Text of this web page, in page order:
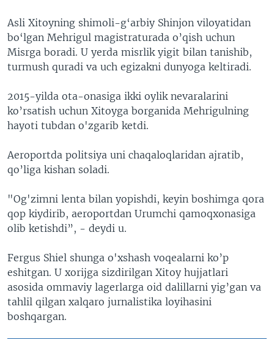
Asli Xitoyning shimoli-g‘arbiy Shinjon viloyatidan
bo‘lgan Mehrigul magistraturada o’qish uchun
Misrga boradi. U yerda misrlik yigit bilan tanishib,
turmush quradi va uch egizakni dunyoga keltiradi.
2015-yilda ota-onasiga ikki oylik nevaralarini
ko’rsatish uchun Xitoyga borganida Mehrigulning
hayoti tubdan o'zgarib ketdi.
Aeroportda politsiya uni chaqaloqlaridan ajratib,
qo’liga kishan soladi.
"Og'zimni lenta bilan yopishdi, keyin boshimga qora
qop kiydirib, aeroportdan Urumchi qamoqxonasiga
olib ketishdi”, - deydi u.
Fergus Shiel shunga o'xshash voqealarni ko’p
eshitgan. U xorijga sizdirilgan Xitoy hujjatlari
asosida ommaviy lagerlarga oid dalillarni yig’gan va
tahlil qilgan xalqaro jurnalistika loyihasini
boshqargan.